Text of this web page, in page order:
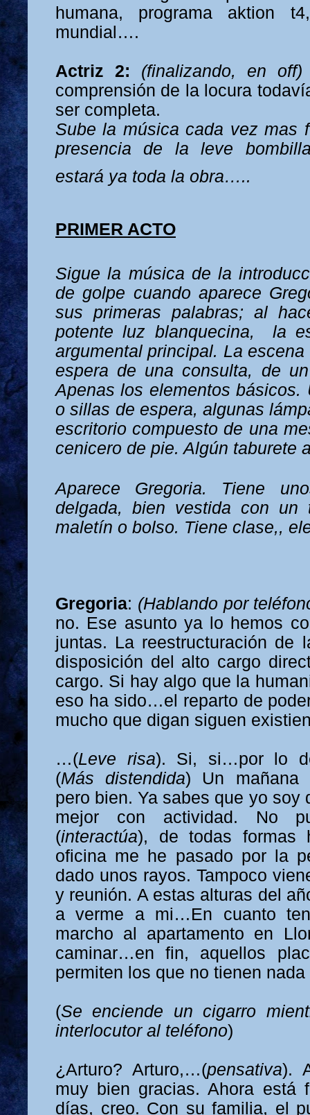
humana, programa aktion
mundial….
Actriz 2: (finalizando, en
comprensión de la locura
ser completa.
Sube la música cada vez mas
presencia de la leve
estará ya toda la obra…..
PRIMER ACTO
Sigue la música de la
de golpe cuando aparece
sus primeras palabras; al
potente luz blanquecina,
la
argumental principal. La
espera de una consulta, de
Apenas los elementos básicos.
o sillas de espera, algunas
escritorio compuesto de una
cenicero de pie. Algún taburete
Aparece Gregoria. Tiene
delgada, bien vestida con un
maletín o bolso. Tiene clase,,
Gregoria: (Hablando por
no. Ese asunto ya lo hemos
juntas. La reestructuración de
disposición del alto cargo
cargo. Si hay algo que la
eso ha sido…el reparto de
mucho que digan siguen
…(Leve risa). Si, si…por lo
(Más distendida) Un mañana
pero bien. Ya sabes que yo soy
mejor con actividad. No
(interactúa), de todas
oficina me he pasado por la
dado unos rayos. Tampoco
y reunión. A estas alturas del
a verme a mi…En cuanto
marcho al apartamento en
caminar…en fin, aquellos
permiten los que no tienen
(Se enciende un cigarro
interlocutor al teléfono)
¿Arturo? Arturo,…(pensativa).
muy bien gracias. Ahora está
días, creo. Con su familia, el